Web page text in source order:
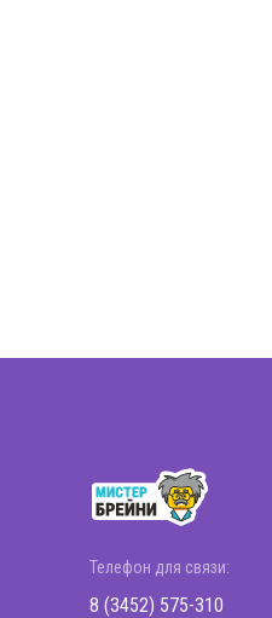
Телефон для связи:
8 (3452) 575-310